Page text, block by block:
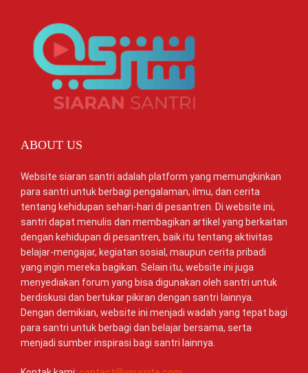
ABOUT US
Website siaran santri adalah platform yang memungkinkan
para santri untuk berbagi pengalaman, ilmu, dan cerita
tentang kehidupan sehari-hari di pesantren. Di website ini,
santri dapat menulis dan membagikan artikel yang berkaitan
dengan kehidupan di pesantren, baik itu tentang aktivitas
belajar-mengajar, kegiatan sosial, maupun cerita pribadi
yang ingin mereka bagikan. Selain itu, website ini juga
menyediakan forum yang bisa digunakan oleh santri untuk
berdiskusi dan bertukar pikiran dengan santri lainnya.
Dengan demikian, website ini menjadi wadah yang tepat bagi
para santri untuk berbagi dan belajar bersama, serta
menjadi sumber inspirasi bagi santri lainnya.